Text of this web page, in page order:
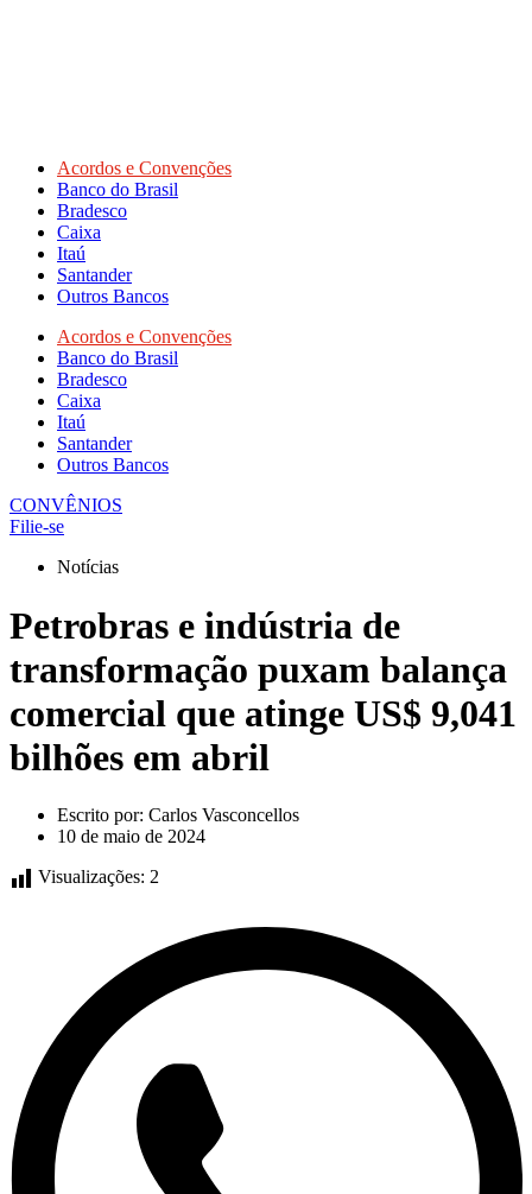
Acordos e Convenções
Banco do Brasil
Bradesco
Caixa
Itaú
Santander
Outros Bancos
Acordos e Convenções
Banco do Brasil
Bradesco
Caixa
Itaú
Santander
Outros Bancos
CONVÊNIOS
Filie-se
Notícias
Petrobras e indústria de
transformação puxam balança
comercial que atinge US$ 9,041
bilhões em abril
Escrito por: Carlos Vasconcellos
10 de maio de 2024
Visualizações: 2